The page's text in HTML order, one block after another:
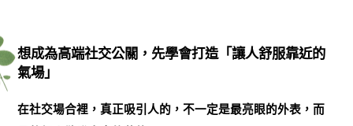
想成為高端社交公關，先學會打造「讓人舒服靠近的
氣場」
在社交場合裡，真正吸引人的，不一定是最亮眼的外表，而